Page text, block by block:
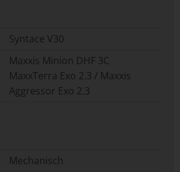
Syntace V30
Maxxis Minion DHF 3C
MaxxTerra Exo 2.3 / Maxxis
Aggressor Exo 2.3
Mechanisch